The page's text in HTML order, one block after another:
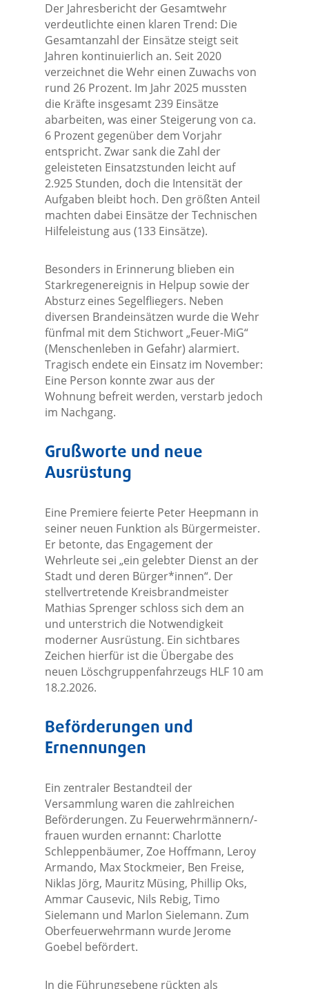
Der Jahresbericht der Gesamtwehr
verdeutlichte einen klaren Trend: Die
Gesamtanzahl der Einsätze steigt seit
Jahren kontinuierlich an. Seit 2020
verzeichnet die Wehr einen Zuwachs von
rund 26 Prozent. Im Jahr 2025 mussten
die Kräfte insgesamt 239 Einsätze
abarbeiten, was einer Steigerung von ca.
6 Prozent gegenüber dem Vorjahr
entspricht. Zwar sank die Zahl der
geleisteten Einsatzstunden leicht auf
2.925 Stunden, doch die Intensität der
Aufgaben bleibt hoch. Den größten Anteil
machten dabei Einsätze der Technischen
Hilfeleistung aus (133 Einsätze).
Besonders in Erinnerung blieben ein
Starkregenereignis in Helpup sowie der
Absturz eines Segelfliegers. Neben
diversen Brandeinsätzen wurde die Wehr
fünfmal mit dem Stichwort „Feuer-MiG“
(Menschenleben in Gefahr) alarmiert.
Tragisch endete ein Einsatz im November:
Eine Person konnte zwar aus der
Wohnung befreit werden, verstarb jedoch
im Nachgang.
Grußworte und neue
Ausrüstung
Eine Premiere feierte Peter Heepmann in
seiner neuen Funktion als Bürgermeister.
Er betonte, das Engagement der
Wehrleute sei „ein gelebter Dienst an der
Stadt und deren Bürger*innen“. Der
stellvertretende Kreisbrandmeister
Mathias Sprenger schloss sich dem an
und unterstrich die Notwendigkeit
moderner Ausrüstung. Ein sichtbares
Zeichen hierfür ist die Übergabe des
neuen Löschgruppenfahrzeugs HLF 10 am
18.2.2026.
Beförderungen und
Ernennungen
Ein zentraler Bestandteil der
Versammlung waren die zahlreichen
Beförderungen. Zu Feuerwehrmännern/-
frauen wurden ernannt: Charlotte
Schleppenbäumer, Zoe Hoffmann, Leroy
Armando, Max Stockmeier, Ben Freise,
Niklas Jörg, Mauritz Müsing, Phillip Oks,
Ammar Causevic, Nils Rebig, Timo
Sielemann und Marlon Sielemann. Zum
Oberfeuerwehrmann wurde Jerome
Goebel befördert.
In die Führungsebene rückten als